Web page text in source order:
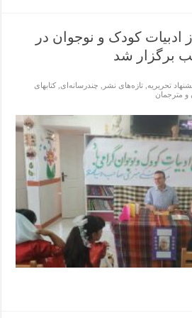
ادبیات کودک و نوجوان در
برگزار شد
تحریریه ,تازەهای نشر چندرسانه‌ای ,کتابهای
و مترجمان